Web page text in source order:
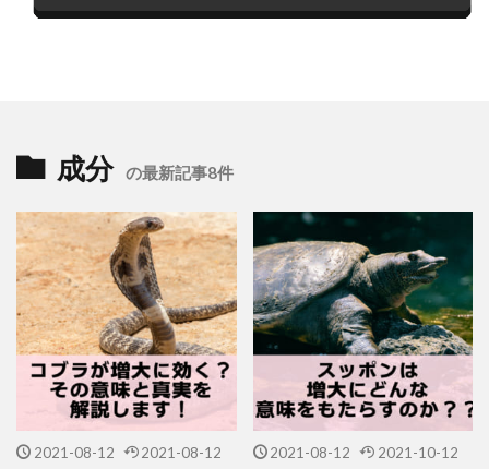
成分 の最新記事8件
2021-08-12 2021-08-12 2021-08-12 2021-10-12